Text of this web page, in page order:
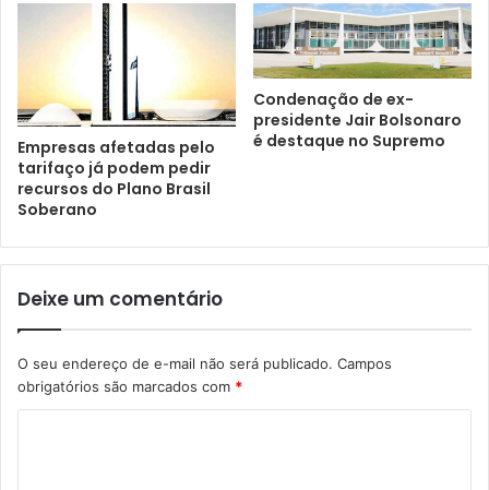
Empresas afetadas pelo
tarifaço já podem pedir
recursos do Plano Brasil
Soberano
Condenação de ex-
presidente Jair Bolsonaro
é destaque no Supremo
Deixe um comentário
O seu endereço de e-mail não será publicado. Campos
obrigatórios são marcados com *